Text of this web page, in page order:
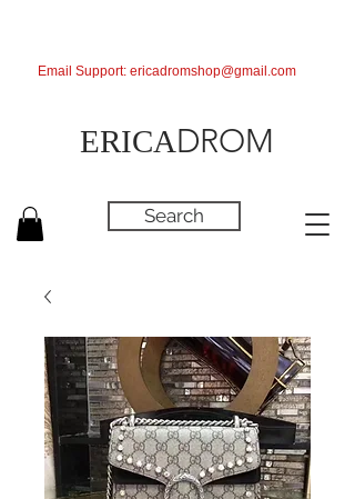
ERICADROM
Search
Email Support: ericadromshop@gmail.com